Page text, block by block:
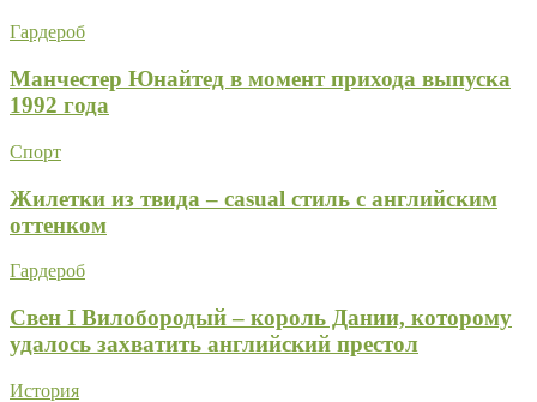
Гардероб
Манчестер Юнайтед в момент прихода выпуска
1992 года
Спорт
Жилетки из твида – casual стиль с английским
оттенком
Гардероб
Свен I Вилобородый – король Дании, которому
удалось захватить английский престол
История